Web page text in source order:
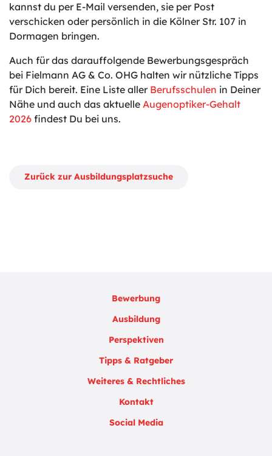
kannst du per E-Mail versenden, sie per Post
verschicken oder persönlich in die Kölner Str. 107 in
Dormagen bringen.
Auch für das darauffolgende Bewerbungsgespräch
bei Fielmann AG & Co. OHG halten wir nützliche Tipps
für Dich bereit. Eine Liste aller Berufsschulen in Deiner
Nähe und auch das aktuelle Augenoptiker-Gehalt
2026 findest Du bei uns.
Zurück zur Ausbildungsplatzsuche
Bewerbung
Ausbildung
Perspektiven
Tipps & Ratgeber
Weiteres & Rechtliches
Kontakt
Social Media